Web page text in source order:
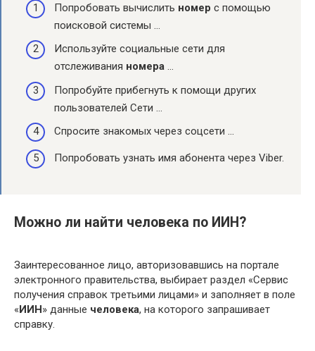
Попробовать вычислить номер с помощью
поисковой системы …
Используйте социальные сети для
отслеживания номера …
Попробуйте прибегнуть к помощи других
пользователей Сети …
Спросите знакомых через соцсети …
Попробовать узнать имя абонента через Viber.
Можно ли найти человека по ИИН?
Заинтересованное лицо, авторизовавшись на портале
электронного правительства, выбирает раздел «Сервис
получения справок третьими лицами» и заполняет в поле
«ИИН» данные человека, на которого запрашивает
справку.